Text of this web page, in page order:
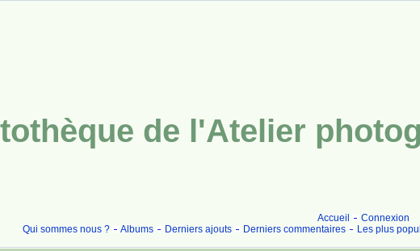
de l'Atelier
Accueil
Connexion
Qui sommes nous ?
Albums Derniers ajouts Derniers commentaires Les plus